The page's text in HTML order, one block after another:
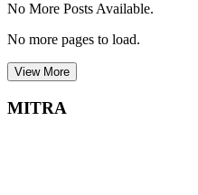
No More Posts Available.
No more pages to load.
View More
MITRA